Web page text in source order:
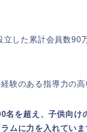
した累計会員数90
験のある指導力の高
名を超え、子供向け
ムに力を入れていま